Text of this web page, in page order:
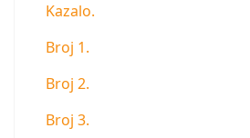
Kazalo.
Broj 1.
Broj 2.
Broj 3.